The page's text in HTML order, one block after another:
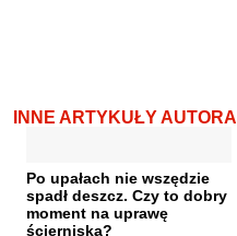
INNE ARTYKUŁY AUTORA
Po upałach nie wszędzie
spadł deszcz. Czy to dobry
moment na uprawę
ścierniska?